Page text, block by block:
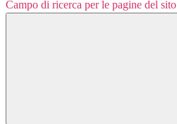
Campo di ricerca per le pagine del sito